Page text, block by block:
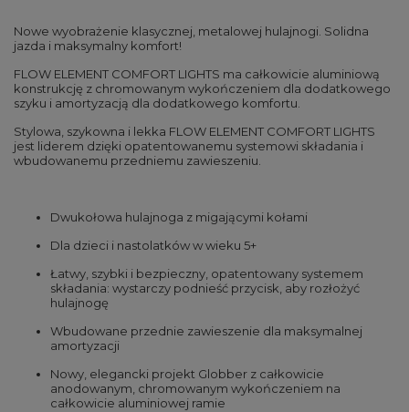
Nowe wyobrażenie klasycznej, metalowej hulajnogi. Solidna
jazda i maksymalny komfort!
FLOW ELEMENT COMFORT LIGHTS ma całkowicie aluminiową
konstrukcję z chromowanym wykończeniem dla dodatkowego
szyku i amortyzacją dla dodatkowego komfortu.
Stylowa, szykowna i lekka FLOW ELEMENT COMFORT LIGHTS
jest liderem dzięki opatentowanemu systemowi składania i
wbudowanemu przedniemu zawieszeniu.
Dwukołowa hulajnoga z migającymi kołami
Dla dzieci i nastolatków w wieku 5+
Łatwy, szybki i bezpieczny, opatentowany systemem
składania: wystarczy podnieść przycisk, aby rozłożyć
hulajnogę
Wbudowane przednie zawieszenie dla maksymalnej
amortyzacji
Nowy, elegancki projekt Globber z całkowicie
anodowanym, chromowanym wykończeniem na
całkowicie aluminiowej ramie